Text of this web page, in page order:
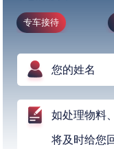
专车接待